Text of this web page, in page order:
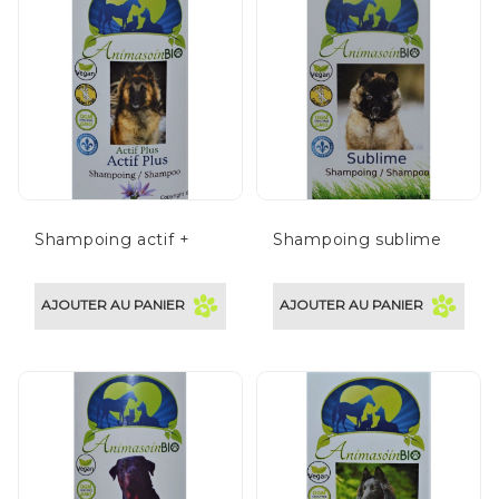
Shampoing actif +
AJOUTER AU PANIER
Shampoing sublime
AJOUTER AU PANIER